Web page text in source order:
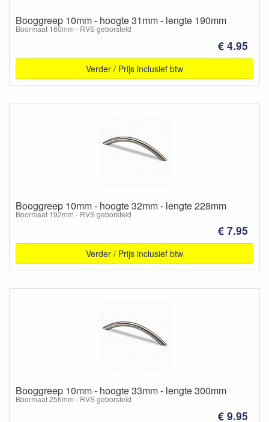
Booggreep 10mm - hoogte 31mm - lengte 190mm
Boormaat 160mm - RVS geborsteld
€ 4.95
Verder / Prijs inclusief btw
Booggreep 10mm - hoogte 32mm - lengte 228mm
Boormaat 192mm - RVS geborsteld
€ 7.95
Verder / Prijs inclusief btw
Booggreep 10mm - hoogte 33mm - lengte 300mm
Boormaat 256mm - RVS geborsteld
€ 9.95